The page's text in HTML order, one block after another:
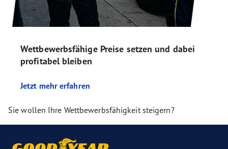
Wettbewerbsfähige Preise setzen und dabei
profitabel bleiben
Jetzt mehr erfahren
Sie wollen Ihre Wettbewerbsfähigkeit steigern?